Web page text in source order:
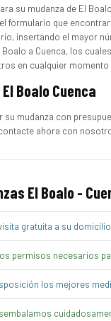
su mudanza de El
formulario que
insertando el mayor
a Cuenca, los
en cualquier
Boalo Cuenca
su mudanza con
ahora con
El Boalo -
gratuita a su
permisos necesarios
los mejores